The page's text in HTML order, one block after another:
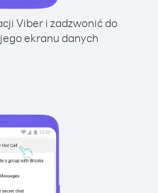
Viber i zadzwonić do
ekranu danych